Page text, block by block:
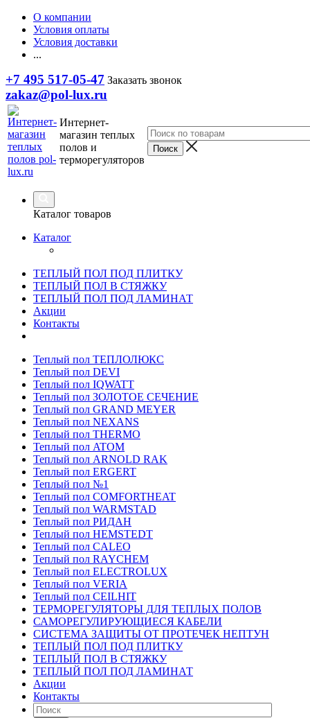
О компании
Условия оплаты
Условия доставки
...
+7 495 517-05-47 Заказать звонок
zakaz@pol-lux.ru
Интернет-
магазин теплых
полов и
терморегуляторов
Каталог товаров
Каталог
ТЕПЛЫЙ ПОЛ ПОД ПЛИТКУ
ТЕПЛЫЙ ПОЛ В СТЯЖКУ
ТЕПЛЫЙ ПОЛ ПОД ЛАМИНАТ
Акции
Контакты
Теплый пол ТЕПЛОЛЮКС
Теплый пол DEVI
Теплый пол IQWATT
Теплый пол ЗОЛОТОЕ СЕЧЕНИЕ
Теплый пол GRAND MEYER
Теплый пол NEXANS
Теплый пол THERMO
Теплый пол ATOM
Теплый пол ARNOLD RAK
Теплый пол ERGERT
Теплый пол №1
Теплый пол COMFORTHEAT
Теплый пол WARMSTAD
Теплый пол РИДАН
Теплый пол HEMSTEDT
Теплый пол CALEO
Теплый пол RAYCHEM
Теплый пол ELECTROLUX
Теплый пол VERIA
Теплый пол CEILHIT
ТЕРМОРЕГУЛЯТОРЫ ДЛЯ ТЕПЛЫХ ПОЛОВ
САМОРЕГУЛИРУЮЩИЕСЯ КАБЕЛИ
СИСТЕМА ЗАЩИТЫ ОТ ПРОТЕЧЕК НЕПТУН
ТЕПЛЫЙ ПОЛ ПОД ПЛИТКУ
ТЕПЛЫЙ ПОЛ В СТЯЖКУ
ТЕПЛЫЙ ПОЛ ПОД ЛАМИНАТ
Акции
Контакты